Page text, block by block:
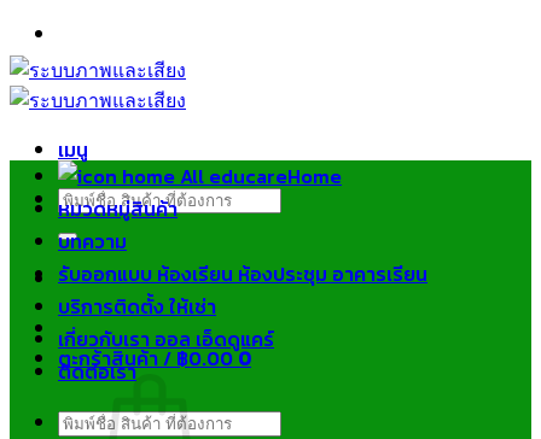
ข้าม
ไป
ยัง
เมนู
ค้นหา:
ตะกร้าสินค้า /฿0.000
Home
หมวดหมู่สินค้า
บทความ
รับออกแบบ ห้องเรียน ห้องประชุม อาคารเรียน
บริการติดตั้ง ให้เช่า
เกี่ยวกับเรา ออล เอ็ดดูแคร์
ติดต่อเรา
ค้นหา: